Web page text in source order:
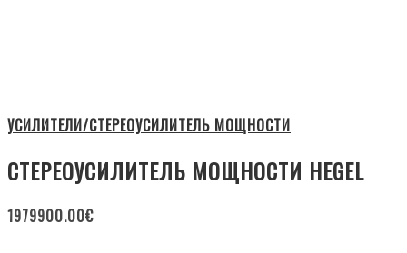
УСИЛИТЕЛИ/СТЕРЕОУСИЛИТЕЛЬ МОЩНОСТИ
СТЕРЕОУСИЛИТЕЛЬ МОЩНОСТИ HEGEL
1979900.00€